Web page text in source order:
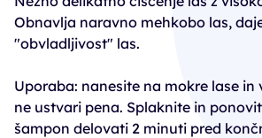
Obnavlja naravno mehkobo las,
"obvladljivost" las.
Uporaba: nanesite na mokre lase in
ne ustvari pena. Splaknite in
šampon delovati 2 minuti pred